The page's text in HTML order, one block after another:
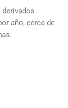
año, cerca de